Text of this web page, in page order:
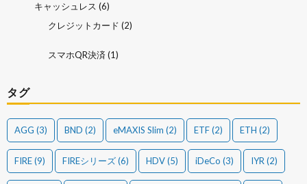
キャッシュレス (6)
クレジットカード (2)
スマホQR決済 (1)
タグ
AGG (3) BND (2) eMAXIS Slim (2) ETF(2) ETH (2)
FIRE(9) FIREシリーズ(6) HDV(5) iDeCo (3) IYR (2)